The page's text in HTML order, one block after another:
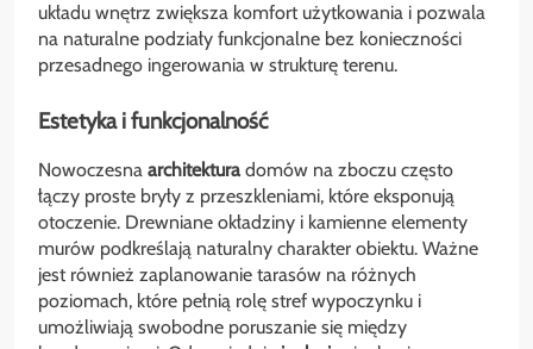
układu wnętrz zwiększa komfort użytkowania i pozwala
na naturalne podziały funkcjonalne bez konieczności
przesadnego ingerowania w strukturę terenu.
Estetyka i funkcjonalność
Nowoczesna architekturadomów na zboczu często
łączy proste bryły z przeszkleniami, które eksponują
otoczenie. Drewniane okładziny i kamienne elementy
murów podkreślają naturalny charakter obiektu. Ważne
jest również zaplanowanie tarasów na różnych
poziomach, które pełnią rolę stref wypoczynku i
umożliwiają swobodne poruszanie się między